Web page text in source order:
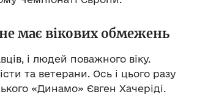
має вікових обмежень
і людей поважного віку.
та ветерани. Ось і цього разу
«Динамо» Євген Хачеріді.